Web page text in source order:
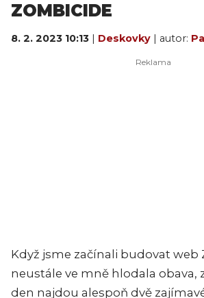
ZOMBICIDE
8. 2. 2023 10:13 | Deskovky | autor:
Když jsme začínali budovat web
neustále ve mně hlodala obava,
den najdou alespoň dvě